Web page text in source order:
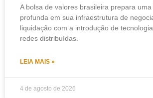
A bolsa de valores brasileira prepara
profunda em sua infraestrutura de
liquidação com a introdução de
redes distribuídas.
LEIA MAIS »
4 de agosto de 2026